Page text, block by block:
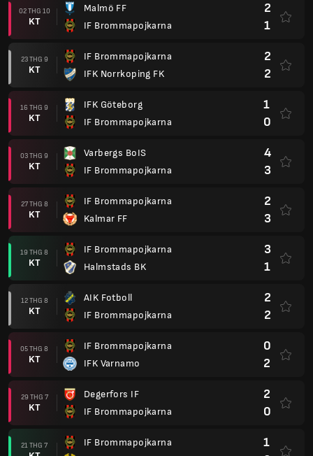
02 THG 10
KT
Malmö FF
IF Brommapojkarna
2
1
23 THG 9
KT
IF Brommapojkarna
IFK Norrkoping FK
2
2
16 THG 9
KT
IFK Göteborg
IF Brommapojkarna
1
0
03 THG 9
KT
Varbergs BoIS
IF Brommapojkarna
4
3
27 THG 8
KT
IF Brommapojkarna
Kalmar FF
2
3
19 THG 8
KT
IF Brommapojkarna
Halmstads BK
3
1
12 THG 8
KT
AIK Fotboll
IF Brommapojkarna
2
2
05 THG 8
KT
IF Brommapojkarna
IFK Varnamo
0
2
29 THG 7
KT
Degerfors IF
IF Brommapojkarna
2
0
21 THG 7
IF Brommapojkarna
1